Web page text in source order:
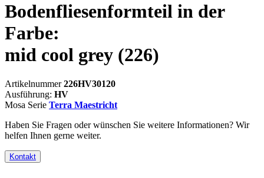
Bodenfliesenformteil in der
Farbe:
mid cool grey (226)
Artikelnummer226HV30120
Ausführung: HV
Mosa Serie Terra Maestricht
Haben Sie Fragen oder wünschen Sie weitere Informationen? Wir
helfen Ihnen gerne weiter.
Kontakt